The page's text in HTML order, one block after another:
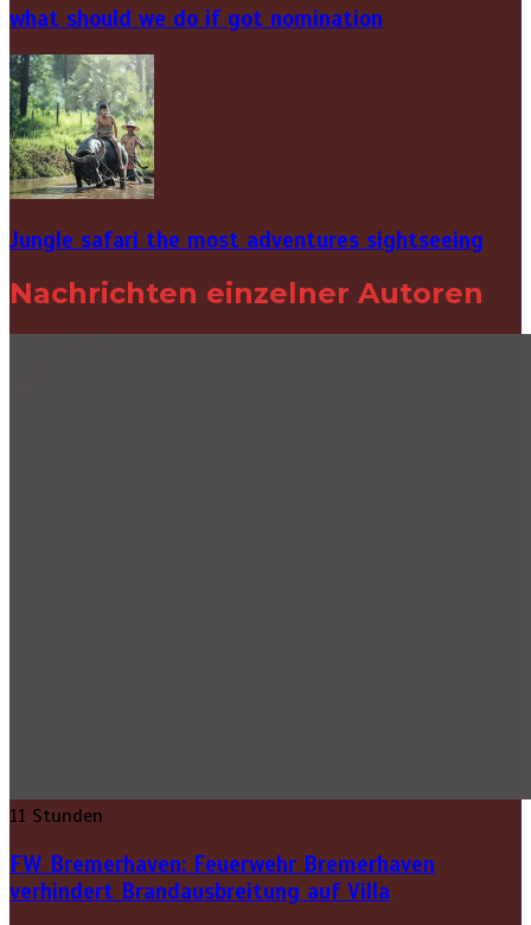
what should we do if got nomination
Jungle safari the most adventures sightseeing
Nachrichten einzelner Autoren
11 Stunden
FW Bremerhaven: Feuerwehr Bremerhaven
verhindert Brandausbreitung auf Villa